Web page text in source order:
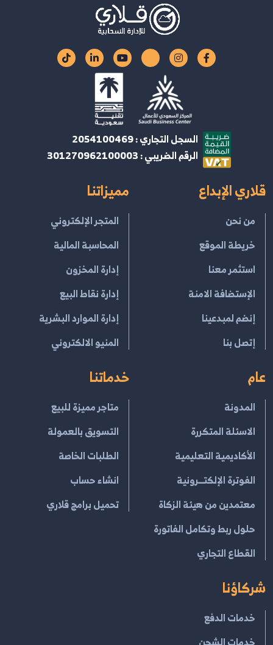
السجل التجاري : 2054100469
الرقم الضريبي : 301270962100003
قلاري الإبداع
من نحن
خريطة الموقع
استثمر معنا
الإستضافة الامنة
إنضم لمبدعينا
إتصل بنا
مميزاتنا
المتجر الإلكتروني
المحاسبة المالية
إدارة المخزون
إدارة نقاط البيع
إدارة الموارد البشرية
المنيو الالكتروني
عام
المدونة
الاسئلة المتكررة
الأكاديمية التعليمية
الفوترة الإلكتــرونية
معتمدين من هيئة الزكاة
حلول ربط وتكامل الفاتورة
القطاع التجاري
خدماتنا
متاجر مميزة للبيع
التسويق بالعمولة
الطلبات الخاصة
انشاء حساب
تحميل برامج قلاري
شركاؤنا
خدمات الدفع